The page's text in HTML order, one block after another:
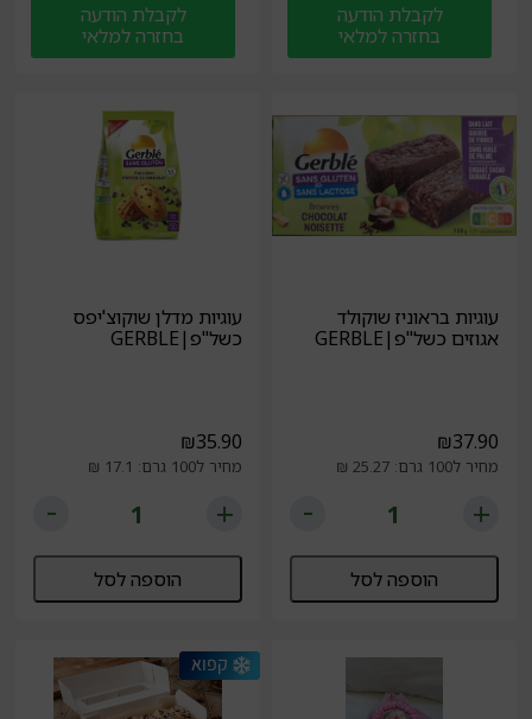
לקבלת הודעה
בחזרה למלאי
לקבלת הודעה
בחזרה למלאי
עוגיות בראוניז שוקולד
אגוזים כשל"פ|GERBLE
₪37.90
מחיר ל100 גרם: 25.27 ₪
הוספה לסל
עוגיות מדלן שוקוצ'יפס
כשל"פ|GERBLE
₪35.90
מחיר ל100 גרם: 17.1 ₪
הוספה לסל